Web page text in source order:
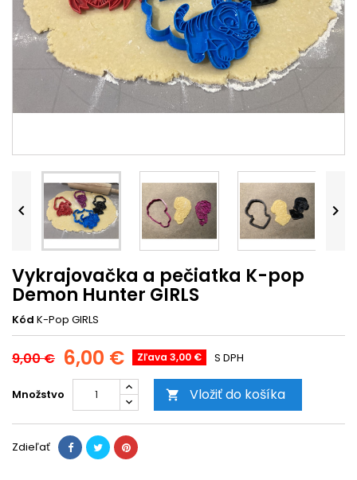
 
Vykrajovačka a pečiatka K-pop
Demon Hunter GIRLS
Kód K-Pop GIRLS
9,00 € 6,00 € Zľava 3,00 € S DPH
Množstvo  Vložiť do košíka
Zdieľať